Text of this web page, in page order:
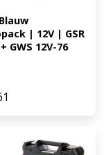
| 12V | GSR
GWS 12V-76